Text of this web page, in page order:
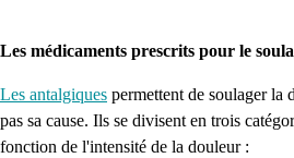
Les médicaments prescrits pour le
Les antalgiques permettent de soulager la
pas sa cause. Ils se divisent en trois
fonction de l'intensité de la douleur :